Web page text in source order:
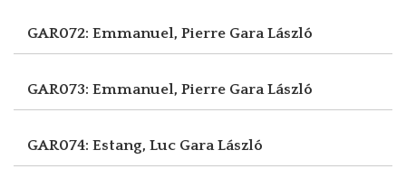
GAR072: Emmanuel, Pierre Gara László
GAR073: Emmanuel, Pierre Gara László
GAR074: Estang, Luc Gara László